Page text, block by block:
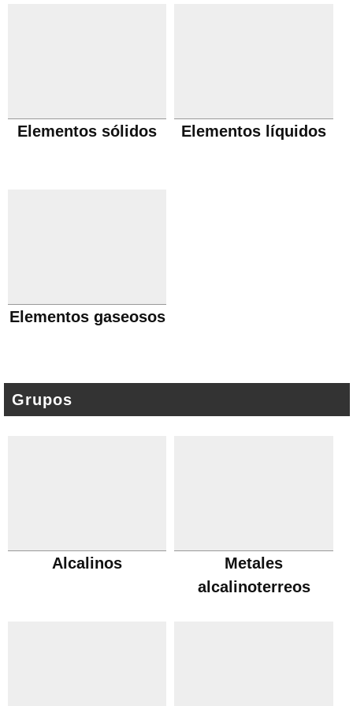
Elementos sólidos Elementos líquidos
Elementos gaseosos
Grupos
Alcalinos
Metales
alcalinoterreos